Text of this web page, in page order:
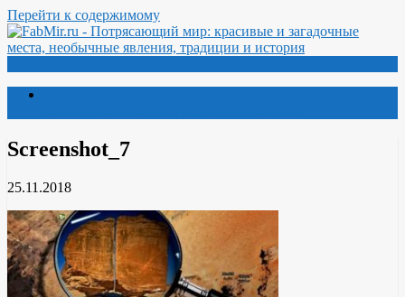
Перейти к содержимому
Screenshot_7
25.11.2018